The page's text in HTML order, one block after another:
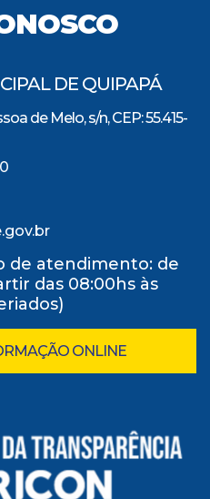
DE QUIPAPÁ
de Melo, s/n, CEP: 55.415-
de atendimento: de
das 08:00hs às
ONLINE